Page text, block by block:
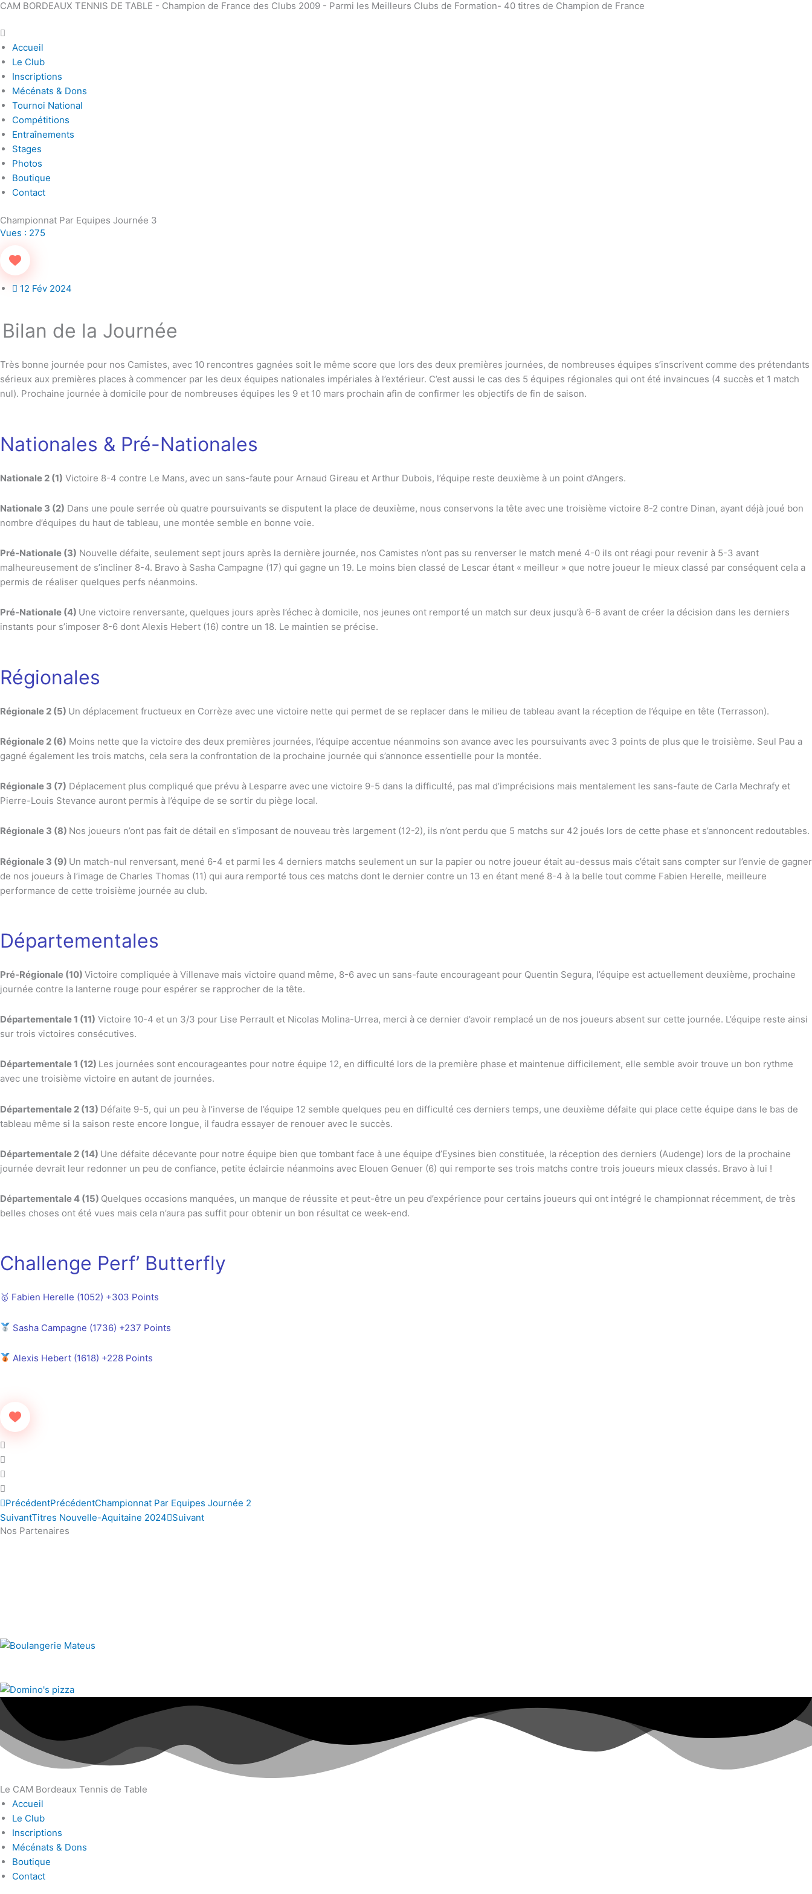
Aller
contenu
CAM BORDEAUX TENNIS DE TABLE - Champion de France des Clubs 2009 - Parmi les Meilleurs Clubs de Formation- 40 titres de Champion de France
Main
Accueil
Le Club
Inscriptions
Mécénats & Dons
Tournoi National
Compétitions
Entraînements
Stages
Photos
Boutique
Contact
Championnat Par Equipes Journée 3
Vues : 275
12 Fév 2024
Bilan de la Journée
Très bonne journée pour nos Camistes, avec 10 rencontres gagnées soit le même score que lors des deux premières journées, de nombreuses équipes s’inscrivent comme des prétendants
sérieux aux premières places à commencer par les deux équipes nationales impériales à l’extérieur. C’est aussi le cas des 5 équipes régionales qui ont été invaincues (4 succès et 1 match
nul). Prochaine journée à domicile pour de nombreuses équipes les 9 et 10 mars prochain afin de confirmer les objectifs de fin de saison.
Nationales & Pré-Nationales
Nationale 2 (1) Victoire 8-4 contre Le Mans, avec un sans-faute pour Arnaud Gireau et Arthur Dubois, l’équipe reste deuxième à un point d’Angers.
Nationale 3 (2) Dans une poule serrée où quatre poursuivants se disputent la place de deuxième, nous conservons la tête avec une troisième victoire 8-2 contre Dinan, ayant déjà joué bon
nombre d’équipes du haut de tableau, une montée semble en bonne voie.
Pré-Nationale (3) Nouvelle défaite, seulement sept jours après la dernière journée, nos Camistes n’ont pas su renverser le match mené 4-0 ils ont réagi pour revenir à 5-3 avant
malheureusement de s’incliner 8-4. Bravo à Sasha Campagne (17) qui gagne un 19. Le moins bien classé de Lescar étant « meilleur » que notre joueur le mieux classé par conséquent cela a
permis de réaliser quelques perfs néanmoins.
Pré-Nationale (4) Une victoire renversante, quelques jours après l’échec à domicile, nos jeunes ont remporté un match sur deux jusqu’à 6-6 avant de créer la décision dans les derniers
instants pour s’imposer 8-6 dont Alexis Hebert (16) contre un 18. Le maintien se précise.
Régionales
Régionale 2 (5) Un déplacement fructueux en Corrèze avec une victoire nette qui permet de se replacer dans le milieu de tableau avant la réception de l’équipe en tête (Terrasson).
Régionale 2 (6) Moins nette que la victoire des deux premières journées, l’équipe accentue néanmoins son avance avec les poursuivants avec 3 points de plus que le troisième. Seul Pau a
gagné également les trois matchs, cela sera la confrontation de la prochaine journée qui s’annonce essentielle pour la montée.
Régionale 3 (7) Déplacement plus compliqué que prévu à Lesparre avec une victoire 9-5 dans la difficulté, pas mal d’imprécisions mais mentalement les sans-faute de Carla Mechrafy et
Pierre-Louis Stevance auront permis à l’équipe de se sortir du piège local.
Régionale 3 (8) Nos joueurs n’ont pas fait de détail en s’imposant de nouveau très largement (12-2), ils n’ont perdu que 5 matchs sur 42 joués lors de cette phase et s’annoncent redoutables.
Régionale 3 (9) Un match-nul renversant, mené 6-4 et parmi les 4 derniers matchs seulement un sur la papier ou notre joueur était au-dessus mais c’était sans compter sur l’envie de gagner
de nos joueurs à l’image de Charles Thomas (11) qui aura remporté tous ces matchs dont le dernier contre un 13 en étant mené 8-4 à la belle tout comme Fabien Herelle, meilleure
performance de cette troisième journée au club.
Départementales
Pré-Régionale (10) Victoire compliquée à Villenave mais victoire quand même, 8-6 avec un sans-faute encourageant pour Quentin Segura, l’équipe est actuellement deuxième, prochaine
journée contre la lanterne rouge pour espérer se rapprocher de la tête.
Départementale 1 (11) Victoire 10-4 et un 3/3 pour Lise Perrault et Nicolas Molina-Urrea, merci à ce dernier d’avoir remplacé un de nos joueurs absent sur cette journée. L’équipe reste ainsi
sur trois victoires consécutives.
Départementale 1 (12) Les journées sont encourageantes pour notre équipe 12, en difficulté lors de la première phase et maintenue difficilement, elle semble avoir trouve un bon rythme
avec une troisième victoire en autant de journées.
Départementale 2 (13) Défaite 9-5, qui un peu à l’inverse de l’équipe 12 semble quelques peu en difficulté ces derniers temps, une deuxième défaite qui place cette équipe dans le bas de
tableau même si la saison reste encore longue, il faudra essayer de renouer avec le succès.
Départementale 2 (14) Une défaite décevante pour notre équipe bien que tombant face à une équipe d’Eysines bien constituée, la réception des derniers (Audenge) lors de la prochaine
journée devrait leur redonner un peu de confiance, petite éclaircie néanmoins avec Elouen Genuer (6) qui remporte ses trois matchs contre trois joueurs mieux classés. Bravo à lui !
Départementale 4 (15) Quelques occasions manquées, un manque de réussite et peut-être un peu d’expérience pour certains joueurs qui ont intégré le championnat récemment, de très
belles choses ont été vues mais cela n’aura pas suffit pour obtenir un bon résultat ce week-end.
Challenge Perf’ Butterfly
🥇 Fabien Herelle (1052) +303 Points
Sasha Campagne (1736) +237 Points
Alexis Hebert (1618) +228 Points
PrécédentPrécédentChampionnat Par Equipes Journée 2
SuivantTitres Nouvelle-Aquitaine 2024 Suivant
Nos Partenaires
Le CAM Bordeaux Tennis de Table
Accueil
Le Club
Inscriptions
Mécénats & Dons
Boutique
Contact